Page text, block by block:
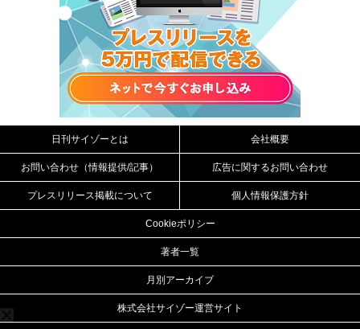
日刊サイゾーとは 会社概要
お問い合わせ（情報提供/記事） 広告に関するお問い合わせ
プレスリリース掲載について 個人情報保護方針
Cookieポリシー
著者一覧
月別アーカイブ
株式会社サイゾー運営サイト